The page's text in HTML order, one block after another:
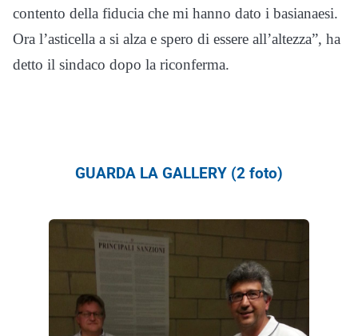
contento della fiducia che mi hanno dato i basianaesi.
Ora l’asticella a si alza e spero di essere all’altezza”, ha
detto il sindaco dopo la riconferma.
GUARDA LA GALLERY (2 foto)